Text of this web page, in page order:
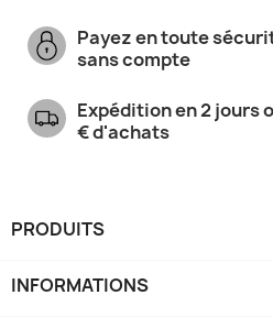
Payez en toute
sans compte
Expédition en 2 jours
€ d'achats
PRODUITS
INFORMATIONS